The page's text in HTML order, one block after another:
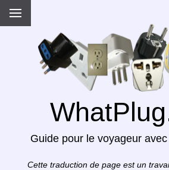
Guide pour le voyageur
Cette traduction de page est un